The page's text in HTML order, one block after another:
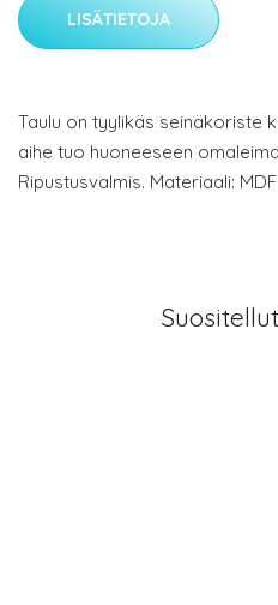
LISÄTIETOJA
Taulu on tyylikäs seinäkoriste
aihe tuo huoneeseen
Ripustusvalmis. Materiaali: MDF